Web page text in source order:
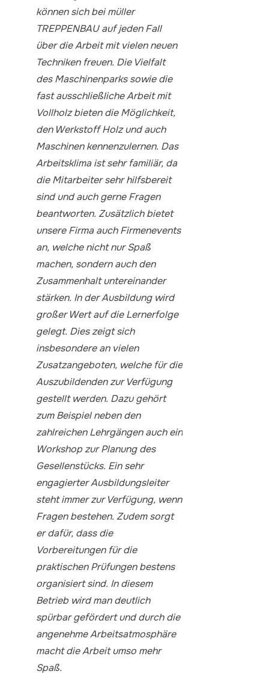
können sich bei müller
TREPPENBAU auf jeden Fall
über die Arbeit mit vielen neuen
Techniken freuen. Die Vielfalt
des Maschinenparks sowie die
fast ausschließliche Arbeit mit
Vollholz bieten die Möglichkeit,
den Werkstoff Holz und auch
Maschinen kennenzulernen. Das
Arbeitsklima ist sehr familiär, da
die Mitarbeiter sehr hilfsbereit
sind und auch gerne Fragen
beantworten. Zusätzlich bietet
unsere Firma auch Firmenevents
an, welche nicht nur Spaß
machen, sondern auch den
Zusammenhalt untereinander
stärken. In der Ausbildung wird
großer Wert auf die Lernerfolge
gelegt. Dies zeigt sich
insbesondere an vielen
Zusatzangeboten, welche für die
Auszubildenden zur Verfügung
gestellt werden. Dazu gehört
zum Beispiel neben den
zahlreichen Lehrgängen auch ein
Workshop zur Planung des
Gesellenstücks. Ein sehr
engagierter Ausbildungsleiter
steht immer zur Verfügung, wenn
Fragen bestehen. Zudem sorgt
er dafür, dass die
Vorbereitungen für die
praktischen Prüfungen bestens
organisiert sind. In diesem
Betrieb wird man deutlich
spürbar gefördert und durch die
angenehme Arbeitsatmosphäre
macht die Arbeit umso mehr
Spaß.